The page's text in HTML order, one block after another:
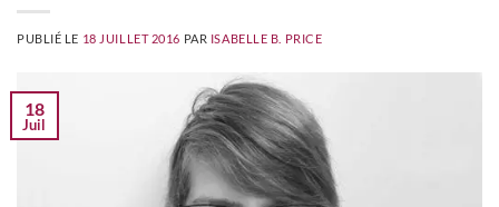
PUBLIÉ LE 18 JUILLET 2016 PAR ISABELLE B. PRICE
18
Juil